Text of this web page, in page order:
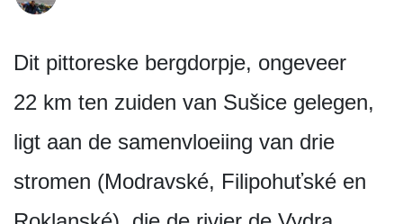
Dit pittoreske bergdorpje, ongeveer
22 km ten zuiden van Sušice gelegen,
ligt aan de samenvloeiing van drie
stromen (Modravské, Filipohuťské en